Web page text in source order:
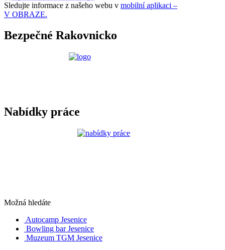
Sledujte informace z našeho webu v mobilní aplikaci –
V OBRAZE.
Bezpečné Rakovnicko
Nabídky práce
Možná hledáte
Autocamp Jesenice
Bowling bar Jesenice
Muzeum TGM Jesenice